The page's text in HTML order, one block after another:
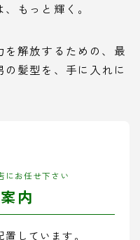
もっと輝く。
解放するための、最
髪型を、手に入れに
にお任せ下さい
内
しています。